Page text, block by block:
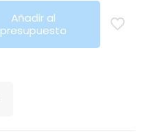
Añadir al
presupuesto